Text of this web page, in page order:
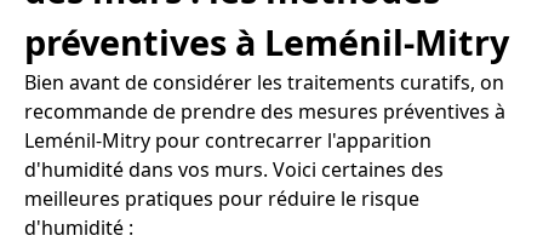
préventives à Leménil-Mitry
Bien avant de considérer les traitements curatifs, on
recommande de prendre des mesures préventives à
Leménil-Mitry pour contrecarrer l'apparition
d'humidité dans vos murs. Voici certaines des
meilleures pratiques pour réduire le risque
d'humidité :